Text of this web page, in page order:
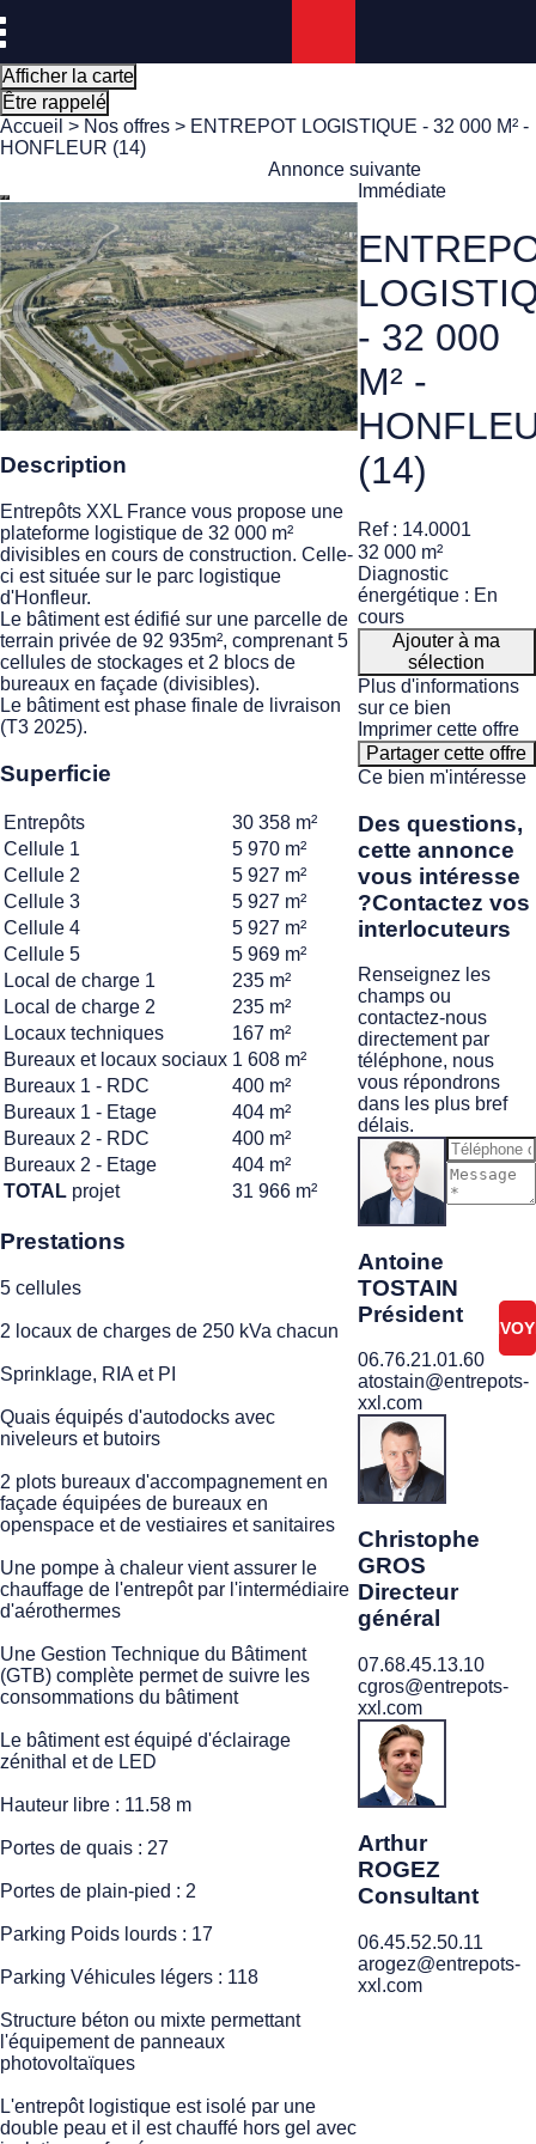
Afficher la carte
Être rappelé
Accueil > Nos offres > ENTREPOT LOGISTIQUE - 32 000 M² -
HONFLEUR (14)
Annonce suivante
Description
Entrepôts XXL France vous propose une
plateforme logistique de 32 000 m²
divisibles en cours de construction. Celle-
ci est située sur le parc logistique
d'Honfleur.
Le bâtiment est édifié sur une parcelle de
terrain privée de 92 935m², comprenant 5
cellules de stockages et 2 blocs de
bureaux en façade (divisibles).
Le bâtiment est phase finale de livraison
(T3 2025).
Superficie
Entrepôts
30 358 m²
Cellule 1
5 970 m²
Cellule 2
5 927 m²
Cellule 3
5 927 m²
Cellule 4
5 927 m²
Cellule 5
5 969 m²
Local de charge 1
235 m²
Local de charge 2
235 m²
Locaux techniques
167 m²
Bureaux et locaux sociaux 1 608 m²
Bureaux 1 - RDC
400 m²
Bureaux 1 - Etage
404 m²
Bureaux 2 - RDC
400 m²
Bureaux 2 - Etage
404 m²
TOTAL projet 31 966 m²
Prestations
5 cellules
2 locaux de charges de 250 kVa chacun
Sprinklage, RIA et PI
Quais équipés d'autodocks avec
niveleurs et butoirs
2 plots bureaux d'accompagnement en
façade équipées de bureaux en
openspace et de vestiaires et sanitaires
Une pompe à chaleur vient assurer le
chauffage de l'entrepôt par l'intermédiaire
d'aérothermes
Une Gestion Technique du Bâtiment
(GTB) complète permet de suivre les
consommations du bâtiment
Le bâtiment est équipé d'éclairage
zénithal et de LED
Hauteur libre : 11.58 m
Portes de quais : 27
Portes de plain-pied : 2
Parking Poids lourds : 17
Parking Véhicules légers : 118
Structure béton ou mixte permettant
l'équipement de panneaux
photovoltaïques
L'entrepôt logistique est isolé par une
double peau et il est chauffé hors gel avec
Immédiate
- 32 000
M² -
(14)
Ref : 14.0001
32 000 m²
Diagnostic
énergétique : En
cours
Ajouter à ma
sélection
Plus d'informations
sur ce bien
Imprimer cette offre
Partager cette offre
Ce bien m'intéresse
Des questions,
cette annonce
vous intéresse
?Contactez vos
interlocuteurs
Renseignez les
champs ou
contactez-nous
directement par
téléphone, nous
vous répondrons
dans les plus bref
délais.
Antoine
TOSTAIN
Président
06.76.21.01.60
atostain@entrepots-
xxl.com
Christophe
GROS
Directeur
général
07.68.45.13.10
cgros@entrepots-
xxl.com
Arthur
ROGEZ
Consultant
06.45.52.50.11
arogez@entrepots-
xxl.com